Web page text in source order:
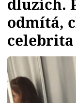
Témata
Showbyznys
Youtubeři
Virály
dluzích.
odmítá,
celebrita